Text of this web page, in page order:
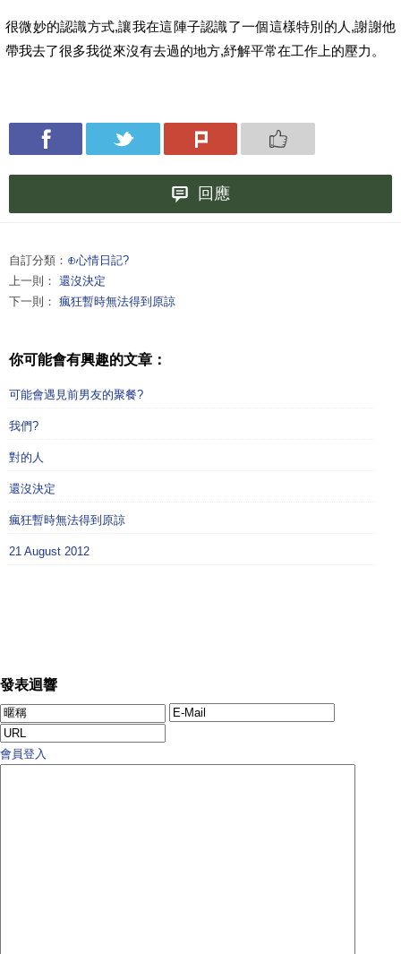
很微妙的認識方式,讓我在這陣子認識了一個這樣特別的人,謝謝他
帶我去了很多我從來沒有去過的地方,紓解平常在工作上的壓力。
回應
自訂分類： ⊕心情日記?
上一則： 還沒決定
下一則： 瘋狂暫時無法得到原諒
你可能會有興趣的文章：
可能會遇見前男友的聚餐?
我們?
對的人
還沒決定
瘋狂暫時無法得到原諒
21 August 2012
發表迴響
會員登入